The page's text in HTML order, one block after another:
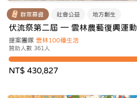
群眾募資 社會公益 地方創生
伏流祭第二屆 — 雲林農藝復興運動
提案團隊 雲林100種生活
贊助人數 361人
NT$ 430,827